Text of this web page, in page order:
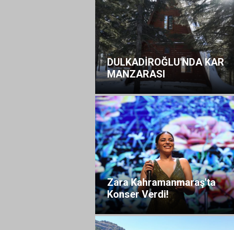
DULKADİROĞLU'NDA KAR
MANZARASI
Zara Kahramanmaraş'ta
Konser Verdi!